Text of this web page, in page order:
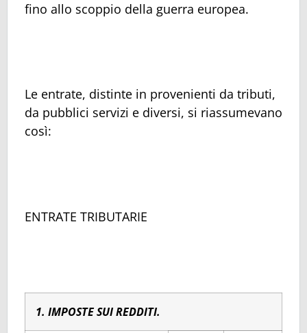
fino allo scoppio della guerra europea.
Le entrate, distinte in provenienti da tributi,
da pubblici servizi e diversi, si riassumevano
così:
ENTRATE TRIBUTARIE
1. IMPOSTE SUI REDDITI.